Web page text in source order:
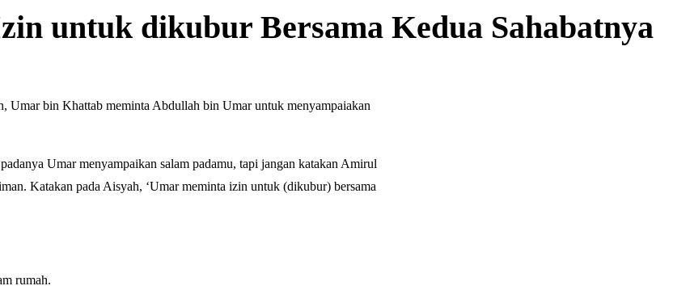
untuk dikubur Bersama Kedua Sahabatnya
Umar bin Khattab meminta Abdullah bin Umar untuk menyampaiakan
Umar menyampaikan salam padamu, tapi jangan katakan Amirul
Katakan pada Aisyah, ‘Umar meminta izin untuk (dikubur) bersama
rumah.